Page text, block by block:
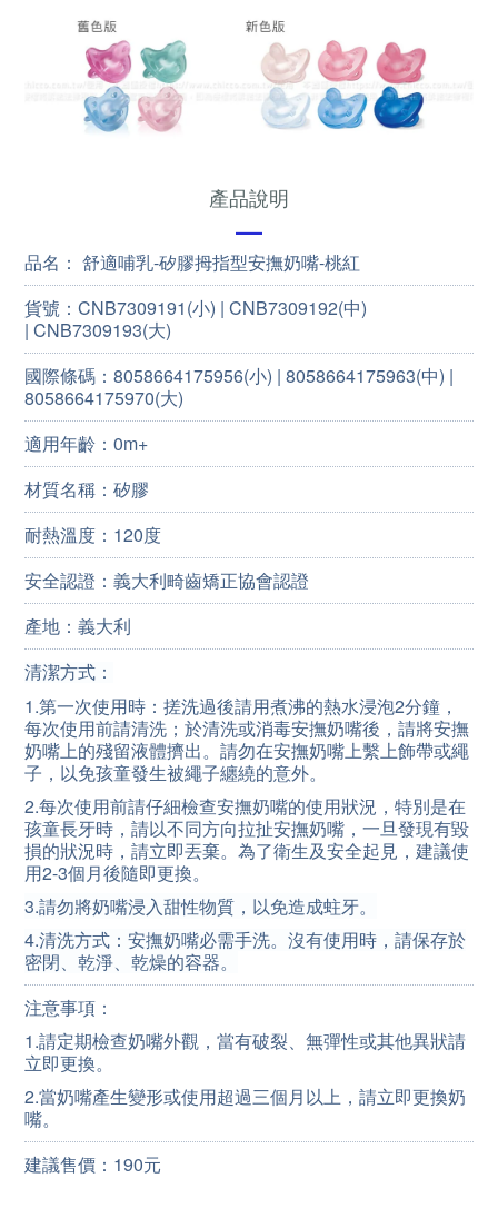
產品說明
—
品名： 舒適哺乳-矽膠拇指型安撫奶嘴-桃紅
貨號：CNB7309191(小) | CNB7309192(中)
| CNB7309193(大)
國際條碼：8058664175956(小) | 8058664175963(中) |
8058664175970(大)
適用年齡：0m+
材質名稱：矽膠
耐熱溫度：120度
安全認證： 義大利畸齒矯正協會認證
產地：義大利
清潔方式：
1.第一次使用時：搓洗過後請用煮沸的熱水浸泡2分鐘，
每次使用前請清洗；於清洗或消毒安撫奶嘴後，請將安撫
奶嘴上的殘留液體擠出。請勿在安撫奶嘴上繫上飾帶或繩
子，以免孩童發生被繩子纏繞的意外。
2.每次使用前請仔細檢查安撫奶嘴的使用狀況，特別是在
孩童長牙時，請以不同方向拉扯安撫奶嘴，一旦發現有毀
損的狀況時，請立即丟棄。為了衛生及安全起見，建議使
用2-3個月後隨即更換。
3.請勿將奶嘴浸入甜性物質，以免造成蛀牙。
4.清洗方式：安撫奶嘴必需手洗。沒有使用時，請保存於
密閉、乾淨、乾燥的容器。
注意事項：
1.請定期檢查奶嘴外觀，當有破裂、無彈性或其他異狀請
立即更換。
2.當奶嘴產生變形或使用超過三個月以上，請立即更換奶
嘴。
建議售價：190元